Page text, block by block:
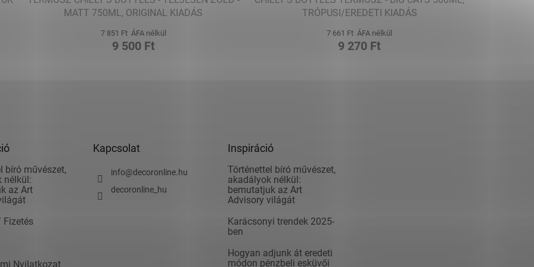
MATT 750ML, ORIGINAL KIADÁS
7 851 Ft ÁFA nélkül
9 500 Ft
TRÓPUSI/EREDETI KIADÁS
7 661 Ft ÁFA nélkül
9 270 Ft
bíró művészet,
nélkül:
az Art
Fizetés
Nyilatkozat
Kapcsolat
info@decoronline.hu
decoronline_hu
Inspiráció
Történettel bíró művészet,
akadályok nélkül:
bemutatjuk az Art
Advisory világát
Karácsonyi trendek 2025-
ben
Hogyan adjunk át eredeti
módon pénzbeli esküvői